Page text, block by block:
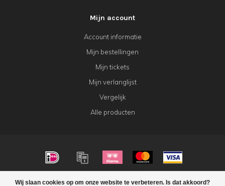
Wij slaan cookies op om onze website te verbeteren. Is dat akkoord?
Mijn account
Account informatie
Mijn bestellingen
Mijn tickets
Mijn verlanglijst
Vergelijk
Alle producten
© Copyright 2026 KeK Horeca